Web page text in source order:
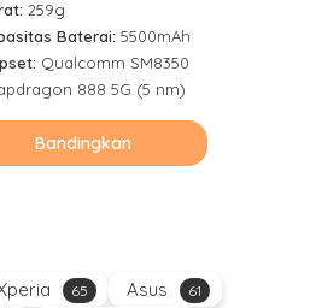
259g
Baterai: 5500mAh
Qualcomm SM8350
888 5G (5 nm)
Bandingkan
65 Asus 61